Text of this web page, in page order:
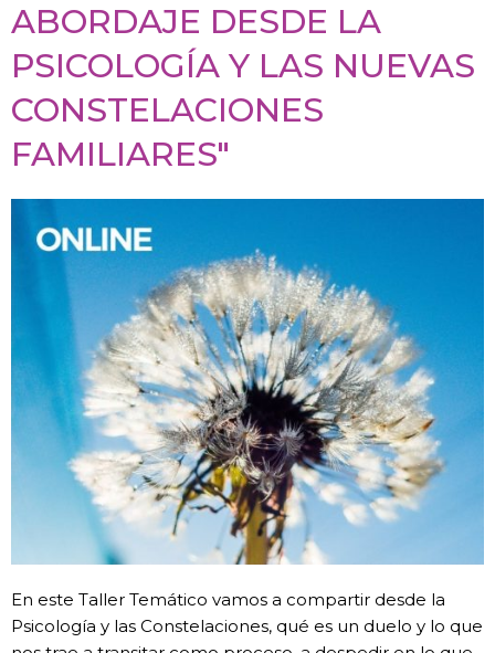
ABORDAJE DESDE LA
PSICOLOGÍA Y LAS NUEVAS
CONSTELACIONES
FAMILIARES"
En este Taller Temático vamos a compartir desde la
Psicología y las Constelaciones, qué es un duelo y lo que